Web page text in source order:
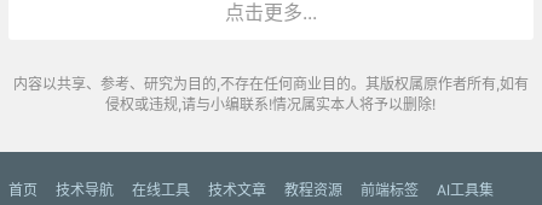
点击更多...
内容以共享、参考、研究为目的,不存在任何商业目的。其版权属原作者所有,如有
侵权或违规,请与小编联系!情况属实本人将予以删除!
首页 技术导航 在线工具 技术文章 教程资源 前端标签 AI工具集